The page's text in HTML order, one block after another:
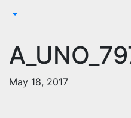
May 18, 2017